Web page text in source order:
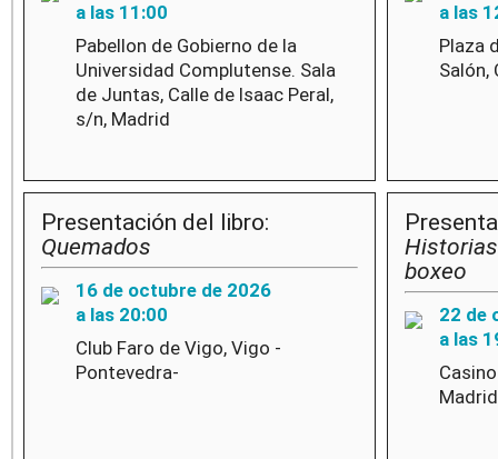
a las 11:00
Pabellon de Gobierno de la
Universidad Complutense. Sala
de Juntas, Calle de Isaac Peral,
s/n, Madrid
a las
Plaza
Salón,
Presentación del libro:
Quemados
16 de octubre de 2026
a las 20:00
Club Faro de Vigo, Vigo -
Pontevedra-
boxeo
22 de
a las
Madrid